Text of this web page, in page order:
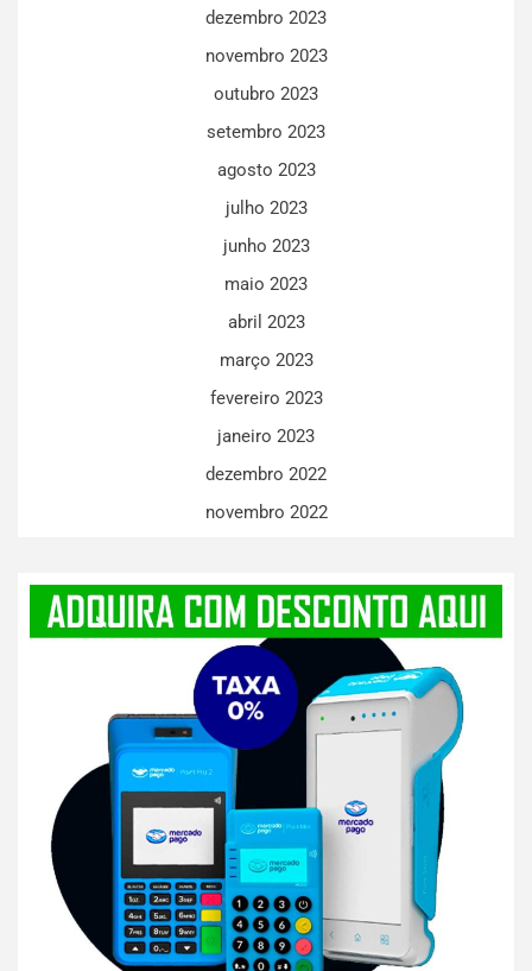
dezembro 2023
novembro 2023
outubro 2023
setembro 2023
agosto 2023
julho 2023
junho 2023
maio 2023
abril 2023
março 2023
fevereiro 2023
janeiro 2023
dezembro 2022
novembro 2022